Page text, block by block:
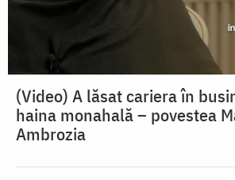
(Video) A lăsat cariera în
haina monahală – povestea
Ambrozia